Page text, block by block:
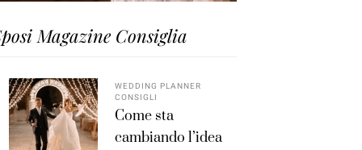
Magazine Consiglia
WEDDING PLANNER
CONSIGLI
Come sta
cambiando l’idea